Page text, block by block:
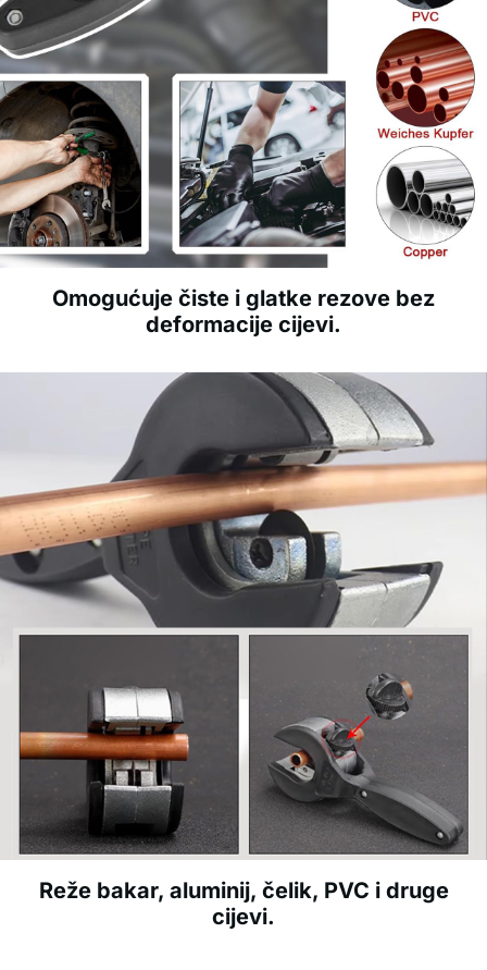
Omogućuje čiste i glatke rezove bez
deformacije cijevi.
Reže bakar, aluminij, čelik, PVC i druge
cijevi.